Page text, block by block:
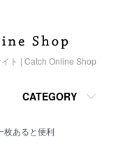
ト | Catch Online Shop
CATEGORY
枚あると便利